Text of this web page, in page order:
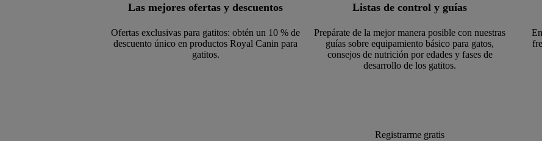
Las mejores ofertas y descuentos
Ofertas exclusivas para gatitos: obtén un 10 % de
descuento único en productos Royal Canin para
gatitos.
Listas de control y guías
Prepárate de la mejor manera posible con nuestras
guías sobre equipamiento básico para gatos,
consejos de nutrición por edades y fases de
desarrollo de los gatitos.
Registrarme gratis